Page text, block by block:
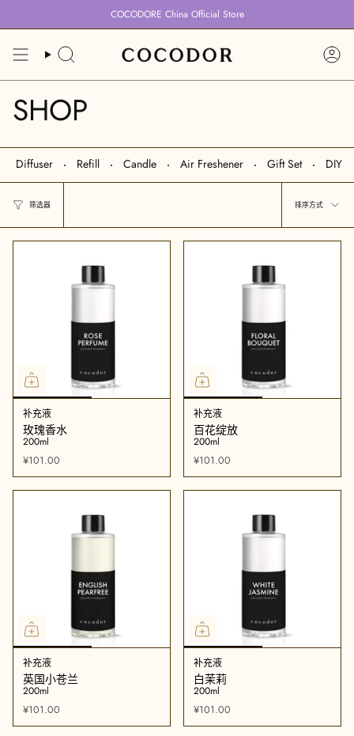
到
COCODORE China Official Store
搜
账
SHOP
Diffuser Refill Candle Air Freshener Gift Set DIY
筛选器
排
序
式
排序方式
补充液
玫瑰香水
200ml
¥101.00
补充液
百花绽放
200ml
¥101.00
补充液
英国小苍兰
200ml
¥101.00
补充液
白茉莉
200ml
¥101.00